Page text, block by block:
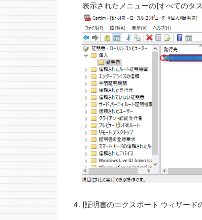
表示されたメニューの[すべてのタ
[証明書のエクスポート ウィザード